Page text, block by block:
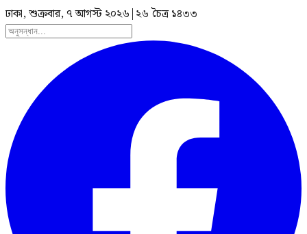
ঢাকা, শুক্রবার, ৭ আগস্ট ২০২৬ | ২৬ চৈত্র ১৪৩৩